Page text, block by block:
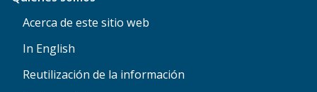
Acerca de este sitio web
In English
Reutilización de la información